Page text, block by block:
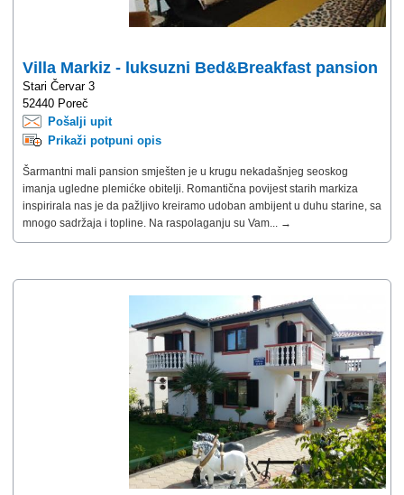
Villa Markiz - luksuzni Bed&Breakfast pansion
Stari Červar 3
52440 Poreč
Pošalji upit
Prikaži potpuni opis
Šarmantni mali pansion smješten je u krugu nekadašnjeg seoskog
imanja ugledne plemićke obitelji. Romantična povijest starih markiza
inspirirala nas je da pažljivo kreiramo udoban ambijent u duhu starine, sa
mnogo sadržaja i topline. Na raspolaganju su Vam... →